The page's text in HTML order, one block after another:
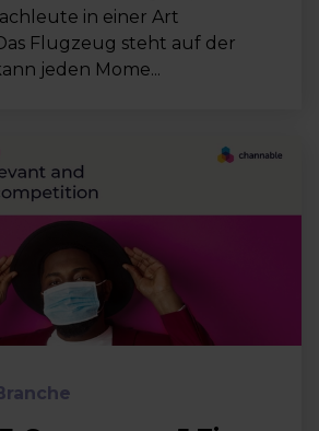
in einer Art
Flugzeug steht auf der
jeden Mome...